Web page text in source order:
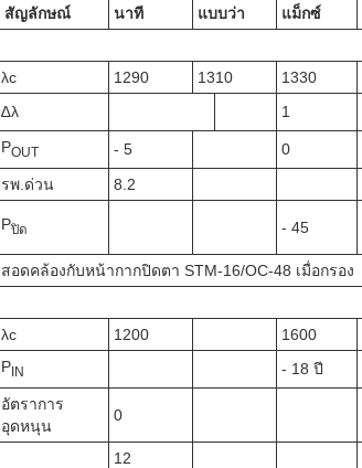
สัญลักษณ์ นาที แบบว่า แม็กซ์
λc 1290 1310 1330
∆λ 1
POUT - 5 0
รพ.ด่วน 8.2
Pปิด - 45
สอดคล้องกับหน้ากากปิดตา STM-16/OC-48 เมื่อกรอง
λc 1200 1600
PIN - 18 ปี
อัตราการ
อุดหนุน
0
12